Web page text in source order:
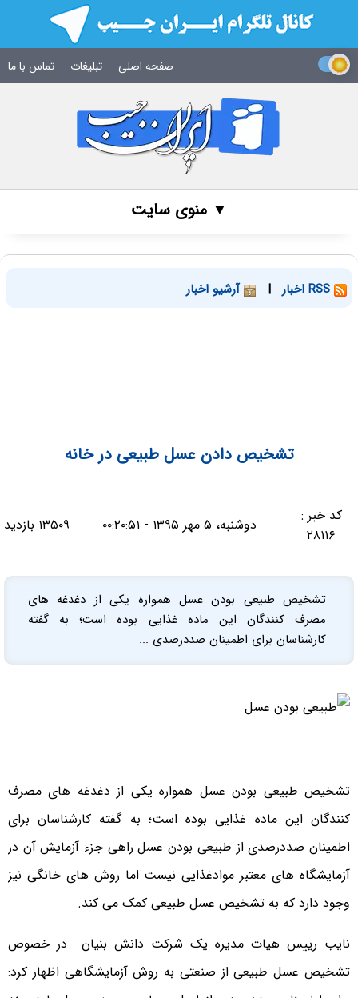
صفحه اصلی تبلیغات تماس با ما
▼ منوی سایت
| آرشیو اخبار
تشخیص دادن عسل طبیعی در خانه
کد خبر :
۲۸۱۱۶
دوشنبه، ۵ مهر ۱۳۹۵ - ۰۰:۲۰:۵۱ ۱۳۵۰۹ بازدید
تشخیص طبیعی بودن عسل همواره یکی از دغدغه های
مصرف کنندگان این ماده غذایی بوده است؛ به گفته
کارشناسان برای اطمینان صددرصدی ...
تشخیص طبیعی بودن عسل همواره یکی از دغدغه های مصرف
کنندگان این ماده غذایی بوده است؛ به گفته کارشناسان برای
اطمینان صددرصدی از طبیعی بودن عسل راهی جزء آزمایش آن در
آزمایشگاه های معتبر موادغذایی نیست اما روش های خانگی نیز
وجود دارد که به تشخیص عسل طبیعی کمک می کند.
نایب رییس هیات مدیره یک شرکت دانش بنیان در خصوص
تشخیص عسل طبیعی از صنعتی به روش آزمایشگاهی اظهار کرد: